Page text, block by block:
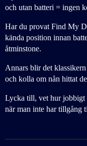
och utan batteri = ingen
Har du provat Find My
kända position innan
åtminstone.
Annars blir det
och kolla om nån hittat
Lycka till, vet hur jobbigt
när man inte har tillgång